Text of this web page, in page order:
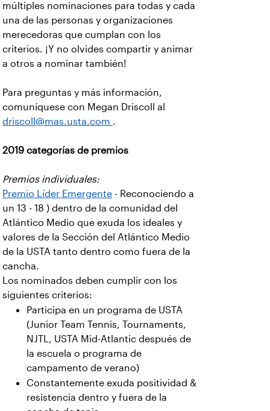
múltiples nominaciones para todas y cada
una de las personas y organizaciones
merecedoras que cumplan con los
criterios. ¡Y no olvides compartir y animar
a otros a nominar también!
Para preguntas y más información,
comuníquese con Megan Driscoll al
driscoll@mas.usta.com .
2019 categorías de premios
Premios individuales:
Premio Líder Emergente - Reconociendo a
un 13 - 18 ) dentro de la comunidad del
Atlántico Medio que exuda los ideales y
valores de la Sección del Atlántico Medio
de la USTA tanto dentro como fuera de la
cancha.
Los nominados deben cumplir con los
siguientes criterios:
Participa en un programa de USTA
(Junior Team Tennis, Tournaments,
NJTL, USTA Mid-Atlantic después de
la escuela o programa de
campamento de verano)
Constantemente exuda positividad &
resistencia dentro y fuera de la